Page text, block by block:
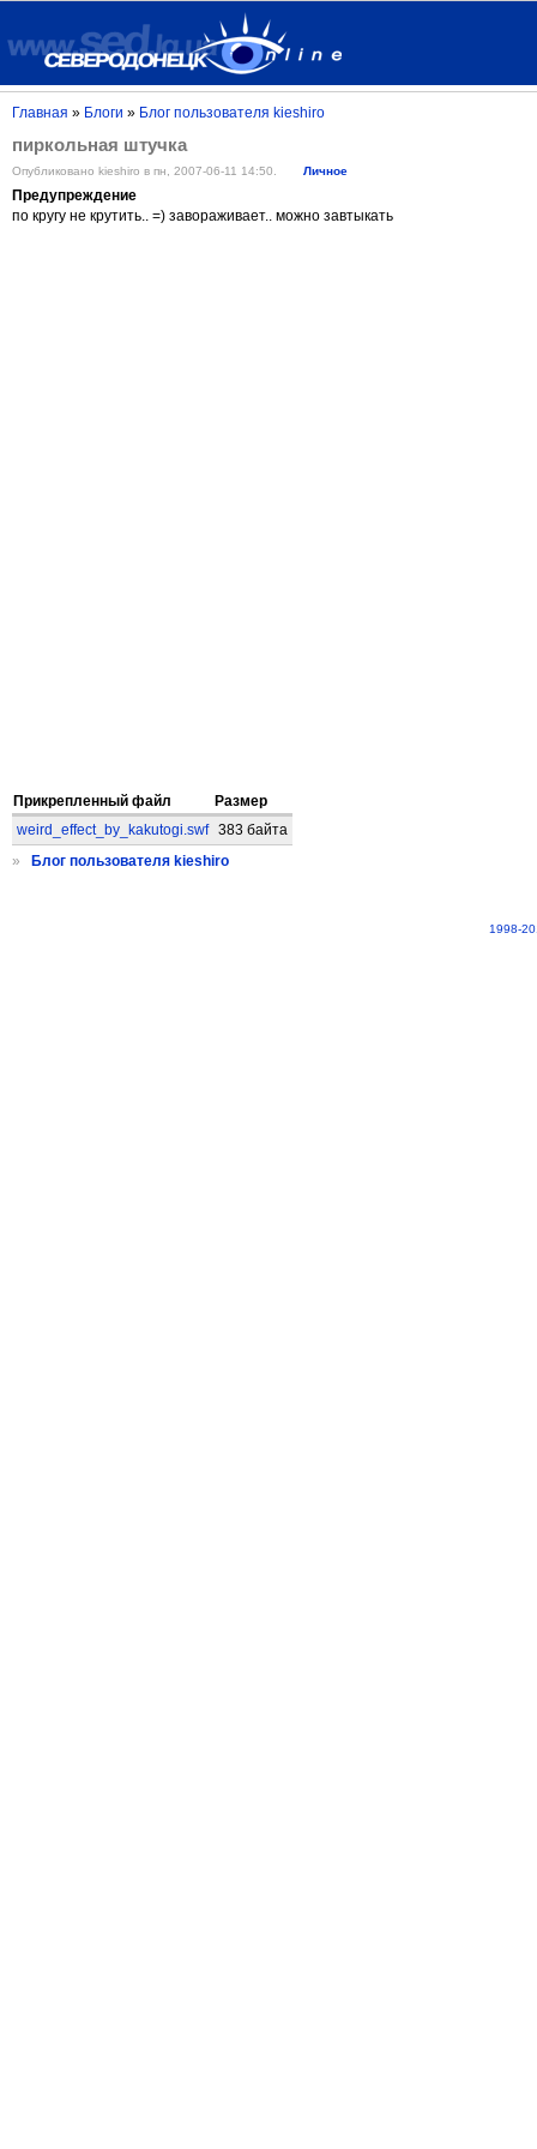
Главная » Блоги » Блог пользователя kieshiro
пиркольная штучка
Опубликовано kieshiro в пн, 2007-06-11 14:50. Личное
Предупреждение
по кругу не крутить.. =) завораживает.. можно завтыкать
Прикрепленный файл
Размер
weird_effect_by_kakutogi.swf 383 байта
»
Блог пользователя kieshiro
1998-